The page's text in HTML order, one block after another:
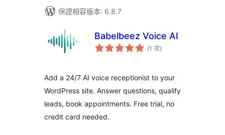
保證相容版本: 6.8.7
Babelbeez Voice AI
(1 次評
分)
Add a 24/7 AI voice receptionist to your
WordPress site. Answer questions, qualify
leads, book appointments. Free trial, no
credit card needed.